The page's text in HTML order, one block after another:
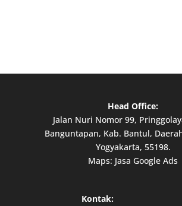
Head Office:
Jalan Nuri Nomor 99,
Banguntapan, Kab. Bantul,
Yogyakarta, 55198.
Maps: Jasa Google Ads
Kontak: